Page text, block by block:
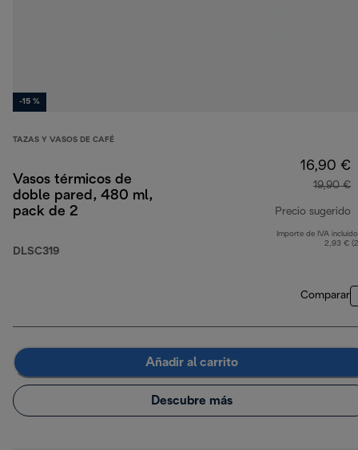
-15 %
TAZAS Y VASOS DE CAFÉ
Vasos térmicos de
doble pared, 480 ml,
pack de 2
DLSC319
16,90 €
19,90 €
Precio sugerido
Importe de IVA
2,93 €
Comparar
Añadir al carrito
Descubre más